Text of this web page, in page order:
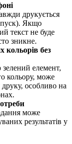
друкується
Якщо
текст не буде
зникне.
кольорів без
елемент,
кольору, може
друку, особливо на
може
результатів у